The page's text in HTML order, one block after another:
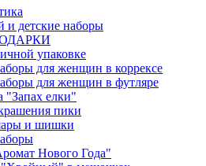
и детские наборы
упаковке
для женщин в коррексе
для женщин в футляре
"Запах елки"
пики
и шишки
Нового Года"